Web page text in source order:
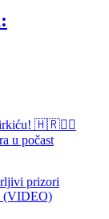
🇭🇷🏃‍♂️
u počast
prizori
(VIDEO)